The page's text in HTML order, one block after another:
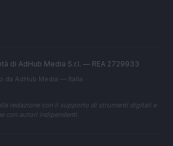
di AdHub Media S.r.l. — REA 2729933
da AdHub Media — Italia
redazione con il supporto di strumenti digitali e
con autori indipendenti.